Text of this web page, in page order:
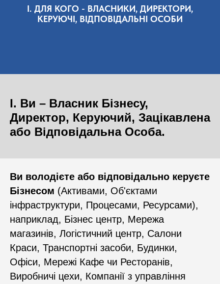
I. ДЛЯ КОГО - ВЛАСНИКИ, ДИРЕКТОРИ,
КЕРУЮЧІ, ВІДПОВІДАЛЬНІ ОСОБИ
I. Ви – Власник Бізнесу,
Директор, Керуючий, Зацікавлена
​​або Відповідальна Особа.
Ви володієте або відповідально керуєте
Бізнесом (Активами, Об'єктами
інфраструктури, Процесами, Ресурсами),
наприклад, Бізнес центр, Мережа
магазинів, Логістичний центр, Салони
Краси, Транспортні засоби, Будинки,
Офіси, Мережі Кафе чи Ресторанів,
Виробничі цехи, Компанії з управління